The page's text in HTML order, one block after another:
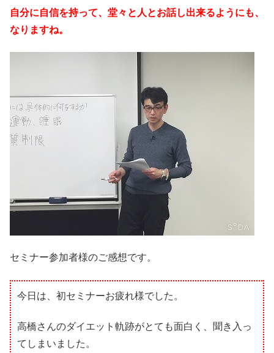
自分に自信を持って、堂々と人とお話し出来るようにも、
なりますね。
セミナー参加者様のご感想です。
今日は、初セミナーお疲れ様でした。
高橋さんのダイエット軌跡がとても面白く、聞き入っ
てしまいました。